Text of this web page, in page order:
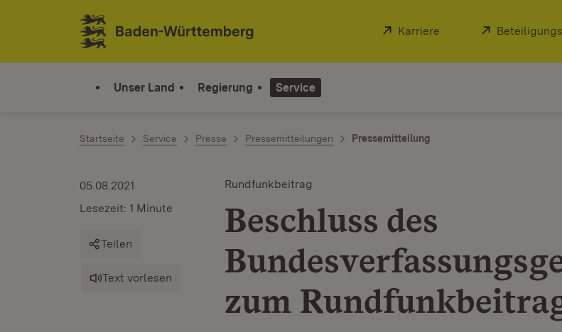
Zum Inhalt springen
Link zur Startseite
Extern:
Karriere (Öffnet in neuem
Extern:
Unser Land Regierung Service
Startseite Service Presse Pressemitteilungen Pressemitteilung
Rundfunkbeitrag
Beschluss des
zum
05.08.2021
Lesezeit: 1 Minute
Teilen
Text vorlesen